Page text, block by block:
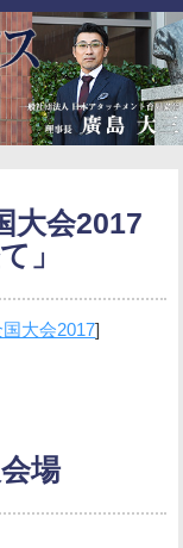
大会2017
」
大会2017]
場